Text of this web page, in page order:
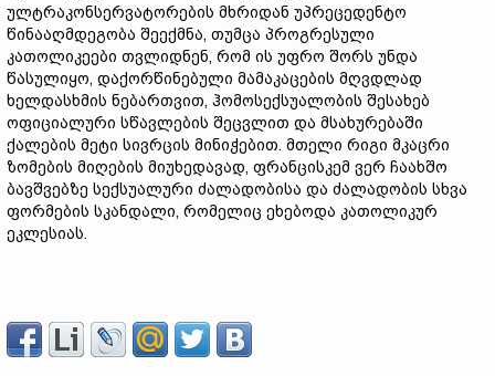
ულტრაკონსერვატორების მხრიდან უპრეცედენტო
წინააღმდეგობა შეექმნა, თუმცა პროგრესული
კათოლიკეები თვლიდნენ, რომ ის უფრო შორს უნდა
წასულიყო, დაქორწინებული მამაკაცების მღვდლად
ხელდასხმის ნებართვით, ჰომოსექსუალობის შესახებ
ოფიციალური სწავლების შეცვლით და მსახურებაში
ქალების მეტი სივრცის მინიჭებით. მთელი რიგი მკაცრი
ზომების მიღების მიუხედავად, ფრანცისკემ ვერ ჩაახშო
ბავშვებზე სექსუალური ძალადობისა და ძალადობის სხვა
ფორმების სკანდალი, რომელიც ეხებოდა კათოლიკურ
ეკლესიას.